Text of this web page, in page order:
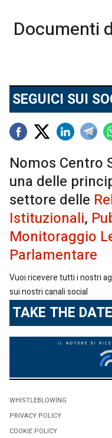
Documenti
SEGUICI SUI
Nomos Centro
una delle
settore delle
Istituzionali,
Monitoraggio
Parlamentare
Vuoi ricevere tutti i nostri
sui nostri canali social
TAKE THE DATE
WHISTLEBLOWING
PRIVACY POLICY
COOKIE POLICY